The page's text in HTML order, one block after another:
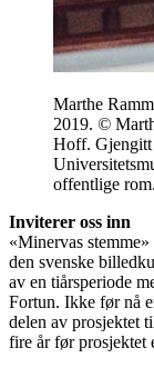
Marthe
2019. ©
Hoff. Gjengitt
offentlige rom.
Inviterer oss inn
«Minervas
den svenske
av en tiårsperiode
Fortun. Ikke før nå
delen av prosjektet
fire år før prosjektet